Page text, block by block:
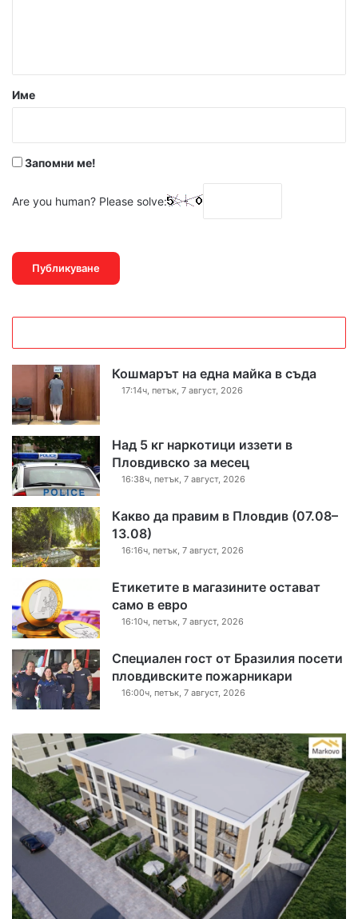
р
Име
Запомни ме!
Are you human? Please solve:
Кошмарът на една майка в съда
17:14ч, петък, 7 август, 2026
Над 5 кг наркотици иззети в
Пловдивско за месец
16:38ч, петък, 7 август, 2026
Какво да правим в Пловдив (07.08–
13.08)
16:16ч, петък, 7 август, 2026
Етикетите в магазините остават
само в евро
16:10ч, петък, 7 август, 2026
Специален гост от Бразилия посети
пловдивските пожарникари
16:00ч, петък, 7 август, 2026